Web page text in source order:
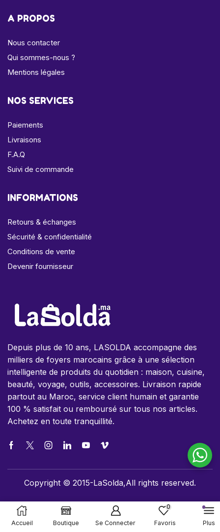
A PROPOS
Nous contacter
Qui sommes-nous ?
Mentions légales
NOS SERVICES
Paiements
Livraisons
F.A.Q
Suivi de commande
INFORMATIONS
Retours & échanges
Sécurité & confidentialité
Conditions de vente
Devenir fournisseur
Depuis plus de 10 ans, LASOLDA accompagne des
milliers de foyers marocains grâce à une sélection
intelligente de produits du quotidien : maison, cuisine,
beauté, voyage, outils, accessoires. Livraison rapide
partout au Maroc, service client humain et garantie
100 % satisfait ou remboursé sur tous nos articles.
Achetez en toute tranquillité.
Copyright © 2015-LaSolda,All rights reserved.
Accueil Boutique Se Connecter
0
Favoris Plus